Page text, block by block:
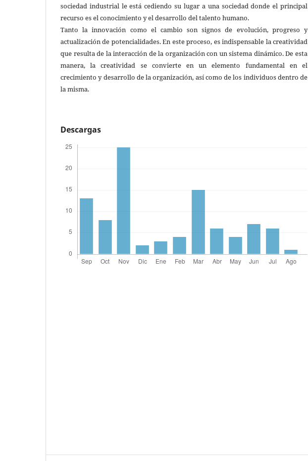
sociedad industrial le está cediendo su lugar a una sociedad donde el principal
recurso es el conocimiento y el desarrollo del talento humano.
Tanto la innovación como el cambio son signos de evolución, progreso y
actualización de potencialidades. En este proceso, es indispensable la creatividad
que resulta de la interacción de la organización con un sistema dinámico. De esta
manera, la creatividad se convierte en un elemento fundamental en el
crecimiento y desarrollo de la organización, así como de los individuos dentro de
la misma.
Descargas